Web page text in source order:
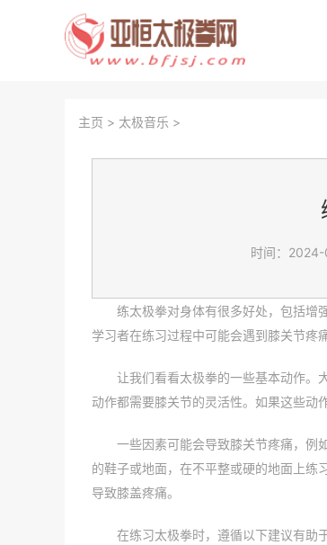
主页 > 太极音乐 >
时间：
练太极拳对身体有很多好处，包括增
学习者在练习过程中可能会遇到膝关节疼
让我们看看太极拳的一些基本动作。
动作都需要膝关节的灵活性。如果这些动
一些因素可能会导致膝关节疼痛，例
的鞋子或地面，在不平整或硬的地面上练
导致膝盖疼痛。
在练习太极拳时，遵循以下建议有助